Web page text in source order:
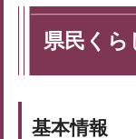
県民くら
基本情報